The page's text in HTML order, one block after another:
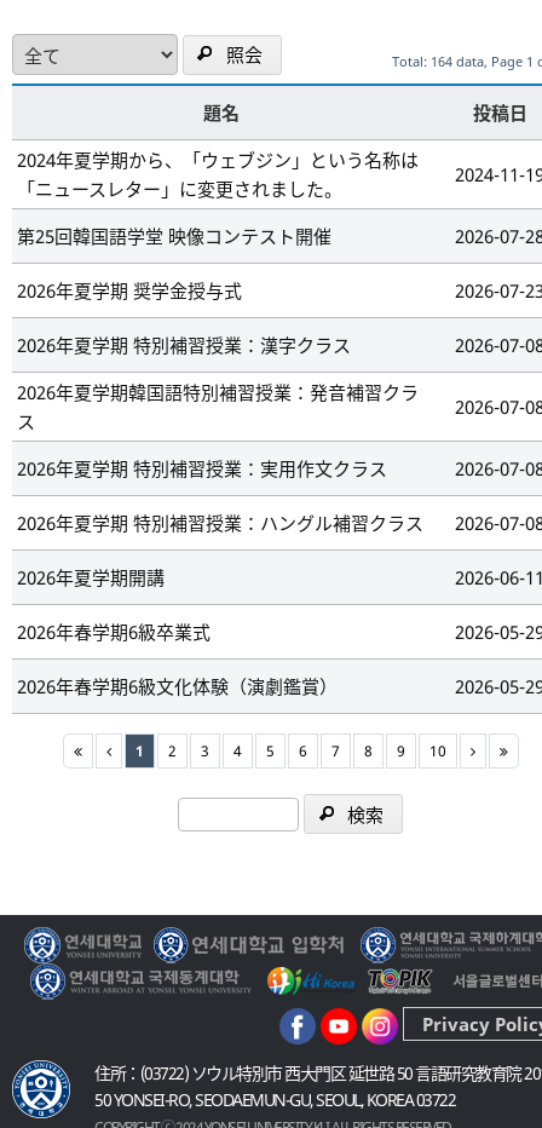
照会 Total: 164 data, Page 1
題名
投稿日
2024年夏学期から、「ウェブジン」という名称は
「ニュースレター」に変更されました。
2024-11-
第25回韓国語学堂 映像コンテスト開催 2026-07-
2026年夏学期 奨学金授与式 2026-07-
2026年夏学期 特別補習授業：漢字クラス
2026-07-
2026年夏学期韓国語特別補習授業：発音補習クラ
ス
2026-07-
2026年夏学期 特別補習授業：実用作文クラス 2026-07-
2026年夏学期 特別補習授業：ハングル補習クラス 2026-07-
2026年夏学期開講 2026-06-
2026年春学期6級卒業式 2026-05-
2026年春学期6級文化体験（演劇鑑賞） 2026-05-
1 2 3 4 5 6 7 8 9 10
検索
住所：(03722) ソウル特別市 西大門区 延世路 50 言語研究教育院
50 YONSEI-RO, SEODAEMUN-GU, SEOUL, KOREA 03722
Privacy